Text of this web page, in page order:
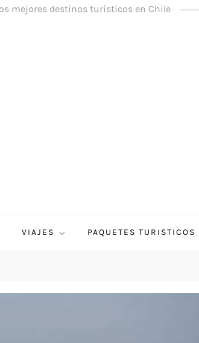
mejores destinos turísticos en Chile
VIAJES PAQUETES TURISTICOS